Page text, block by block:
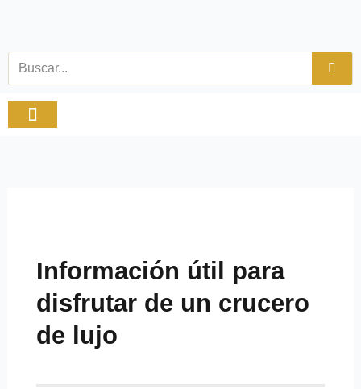
Buscar
Información útil para
disfrutar de un crucero
de lujo